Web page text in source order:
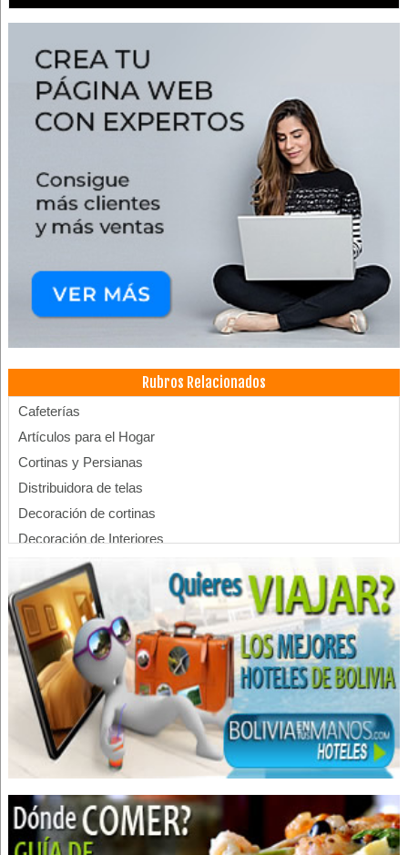
Rubros Relacionados
Cafeterías
Artículos para el Hogar
Cortinas y Persianas
Distribuidora de telas
Decoración de cortinas
Decoración de Interiores
Diseño de Interiores
Decoraciones
Decoración de casas
Persianas roller screen
Persianas
Persianas de Aluminio
Rieles para Cortinas
Médicos Terapeutas del Dolor
Terapias de regeneración
Laboratorios Farmacéuticos
Asesoramiento empresarial
Alimentos